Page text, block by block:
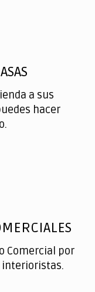
a sus
hacer
Comercial por
interioristas.